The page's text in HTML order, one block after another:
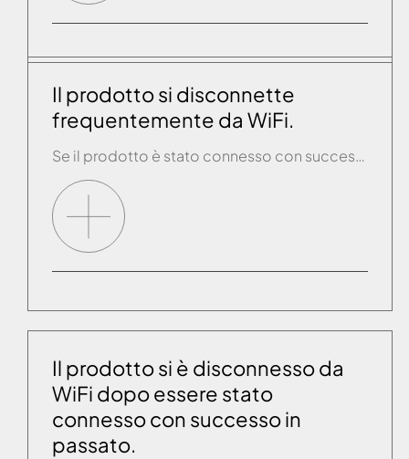
Il prodotto si disconnette
frequentemente da WiFi.
Se il prodotto è stato connesso con successo a WiFi ma si disconnette frequentemente: -Verificare se ci sono aggiornamenti del firmware del router WiFi. -Cambiare il canale WiFI utilizzato dal router può migliorare la connettività prevenendo le interferenze. E’ raccomandato l’uso dei canali 1, 6, 11 perché le rispettive frequenze di lavoro non si sovrappongono. […]
Il prodotto si è disconnesso da
WiFi dopo essere stato
connesso con successo in
passato.